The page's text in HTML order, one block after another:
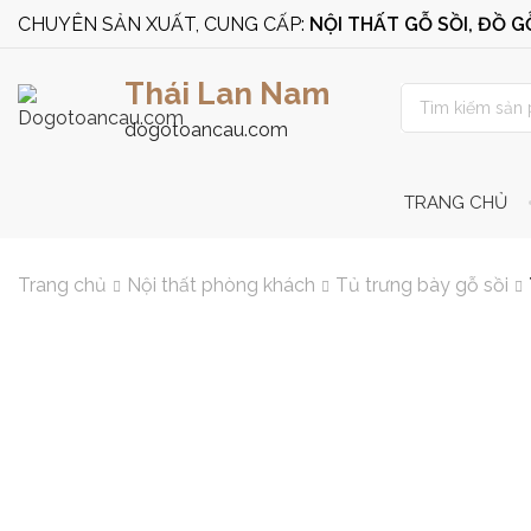
CHUYÊN SẢN XUẤT, CUNG CẤP: NỘI THẤT GỖ SỒI, ĐỒ
Thái Lan Nam
dogotoancau.com
TRANG CHỦ
Trang chủ Nội thất phòng khách Tủ trưng bày gỗ sồi